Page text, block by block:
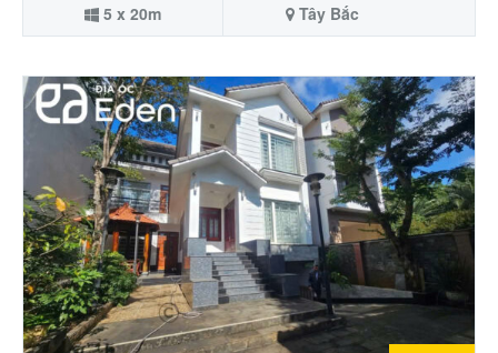
5 x 20m Tây Bắc